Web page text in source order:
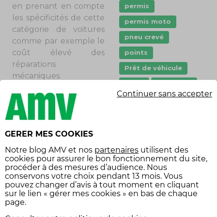
en prenant en compte
les spécificités de cette
catégorie de voitures
comme par exemple le
coût élevé des
réparations
mécaniques.
DES GARANTIES POUR
LE CONDUCTEUR
Pour vous amuser avec
chemins de terre en
toute sérénité, il peut
être judicieux de
souscrire des
extensions d’assurance,
permis
permis moto
pneu crevé
points
Prêt de véhicule
scooter
sécurité routière
Tarifs
vol
Équipement
économies
GERER MES COOKIES
Notre blog AMV et nos partenaires utilisent des
cookies pour assurer le bon fonctionnement du site,
procéder à des mesures d’audience. Nous
conservons votre choix pendant 13 mois. Vous
pouvez changer d’avis à tout moment en cliquant
sur le lien « gérer mes cookies » en bas de chaque
page.
Continuer sans accepter